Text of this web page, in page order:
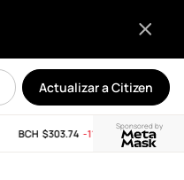
Actualizar a Citizen
Sponsored by
BCH$303.74 -11.53% LINK$8.32